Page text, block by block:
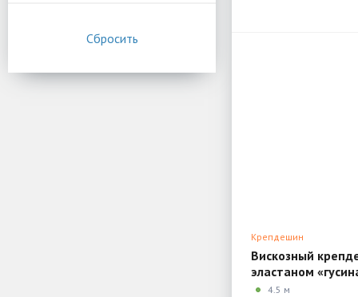
Крепдешин
Вискозный
эластаном
Отрез 1 T07
4.5 м